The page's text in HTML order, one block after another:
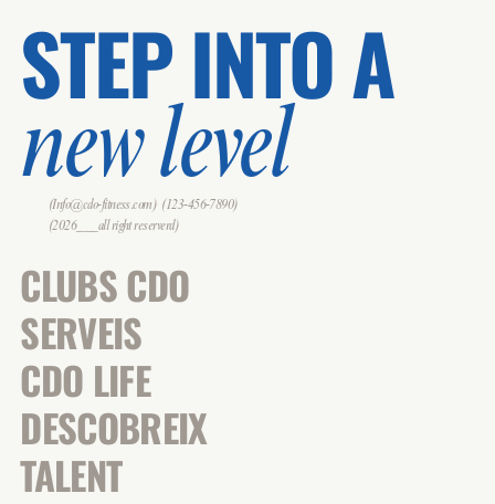
STEP INTO A
new level
(Info@cdo-fitness.com) (123-456-7890)
(2026___all right reserverd)
CLUBS CDO
SERVEIS
CDO LIFE
DESCOBREIX
TALENT